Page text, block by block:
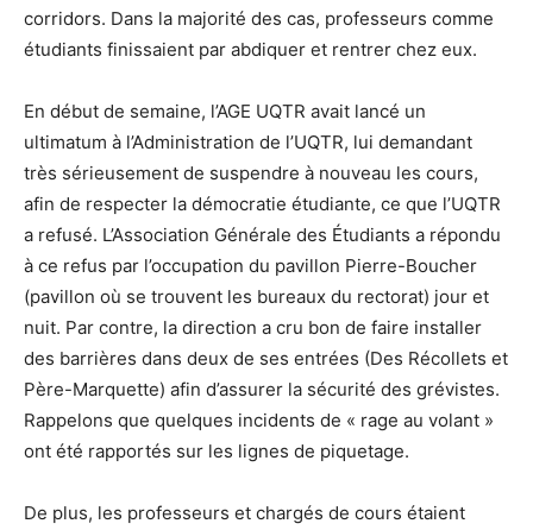
corridors. Dans la majorité des cas, professeurs comme
étudiants finissaient par abdiquer et rentrer chez eux.
En début de semaine, l’AGE UQTR avait lancé un
ultimatum à l’Administration de l’UQTR, lui demandant
très sérieusement de suspendre à nouveau les cours,
afin de respecter la démocratie étudiante, ce que l’UQTR
a refusé. L’Association Générale des Étudiants a répondu
à ce refus par l’occupation du pavillon Pierre-Boucher
(pavillon où se trouvent les bureaux du rectorat) jour et
nuit. Par contre, la direction a cru bon de faire installer
des barrières dans deux de ses entrées (Des Récollets et
Père-Marquette) afin d’assurer la sécurité des grévistes.
Rappelons que quelques incidents de « rage au volant »
ont été rapportés sur les lignes de piquetage.
De plus, les professeurs et chargés de cours étaient